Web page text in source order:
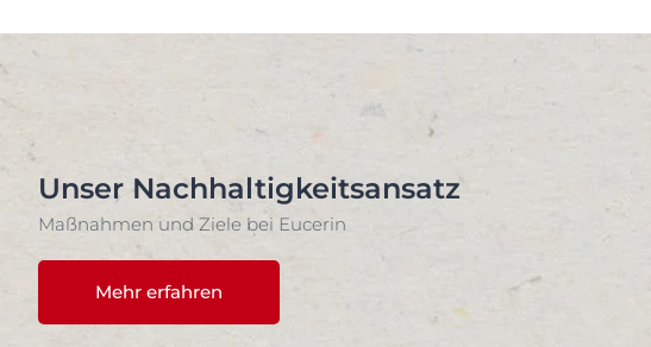
Unser Nachhaltigkeitsansatz
Maßnahmen und Ziele bei Eucerin
Mehr erfahren